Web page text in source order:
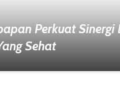
Perkuat
Sehat